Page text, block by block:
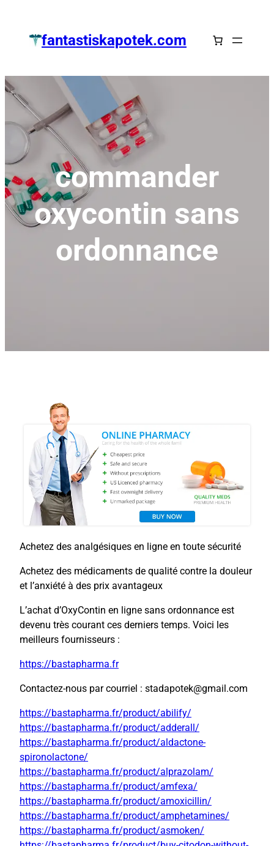
springenfantastiskapotek.com
commander
oxycontin sans
ordonnance
Achetez des analgésiques en ligne en toute sécurité
Achetez des médicaments de qualité contre la douleur
et l’anxiété à des prix avantageux
L’achat d’OxyContin en ligne sans ordonnance est
devenu très courant ces derniers temps. Voici les
meilleurs fournisseurs :
https://bastapharma.fr
Contactez-nous par courriel : stadapotek@gmail.com
https://bastapharma.fr/product/abilify/
https://bastapharma.fr/product/adderall/
https://bastapharma.fr/product/aldactone-
spironolactone/
https://bastapharma.fr/product/alprazolam/
https://bastapharma.fr/product/amfexa/
https://bastapharma.fr/product/amoxicillin/
https://bastapharma.fr/product/amphetamines/
https://bastapharma.fr/product/asmoken/